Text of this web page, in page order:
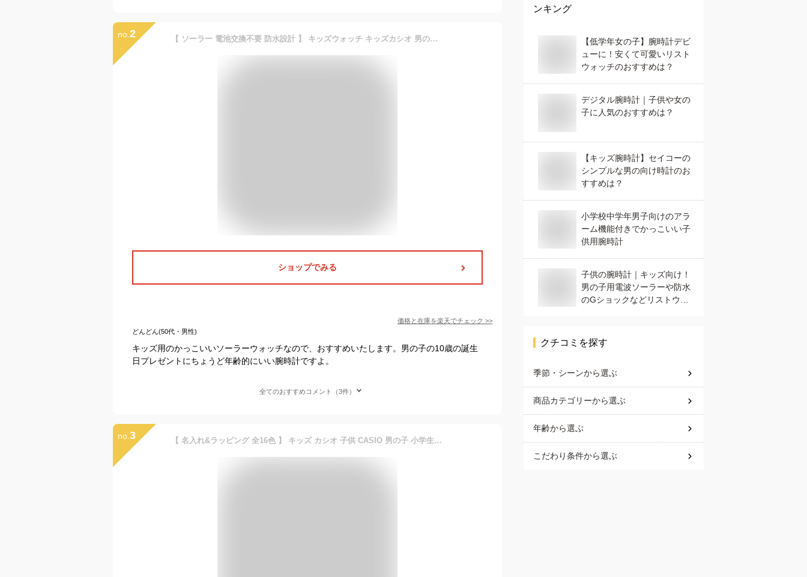
no. 2 【 ソーラー 電池交換不要 防水設計 】 キッズウォッチ キッズカシオ 男の子 男子 子供 子ども 腕時計 時計 ソーラー腕時計 CASIO カシオ カシオ腕時計 シンプル デジタル 小学生 中学生 アラーム タイマー LED ライト 付き 息子 孫 誕生日 プレゼント お祝い 記念日 ギフト
ショップでみる
価格と在庫を楽天でチェック >>
どんどん(50代・男性)
キッズ用のかっこいいソーラーウォッチなので、おすすめいたします。男の子の10歳の誕生
日プレゼントにちょうど年齢的にいい腕時計ですよ。
全てのおすすめコメント（3件）
no. 3 【 名入れ&ラッピング 全16色 】 キッズ カシオ 子供 CASIO 男の子 小学生 キッズカシオ キッズ腕時計 子供用腕時計 子供用時計 キッズウォッチ 子ども 息子 孫 名前 刻印 防水 スポーツ アウトドア 遠足 修学旅行 塾 誕生日 プレゼント 兄弟 姉妹 アナログ 【A対応商品】
ンキング
【低学年女の子】腕時計デビ
ューに！安くて可愛いリスト
ウォッチのおすすめは？
デジタル腕時計｜子供や女の
子に人気のおすすめは？
【キッズ腕時計】セイコーの
シンプルな男の向け時計のお
すすめは？
小学校中学年男子向けのアラ
ーム機能付きでかっこいい子
供用腕時計
子供の腕時計｜キッズ向け！
男の子用電波ソーラーや防水
のGショックなどリストウォ
クチコミを探す
季節・シーンから選ぶ
商品カテゴリーから選ぶ
年齢から選ぶ
こだわり条件から選ぶ